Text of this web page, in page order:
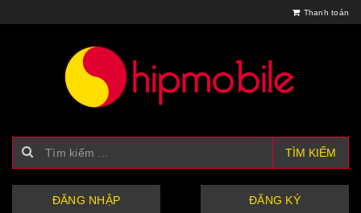
Thanh toán
TÌM KIẾM
ĐĂNG NHẬP ĐĂNG KÝ